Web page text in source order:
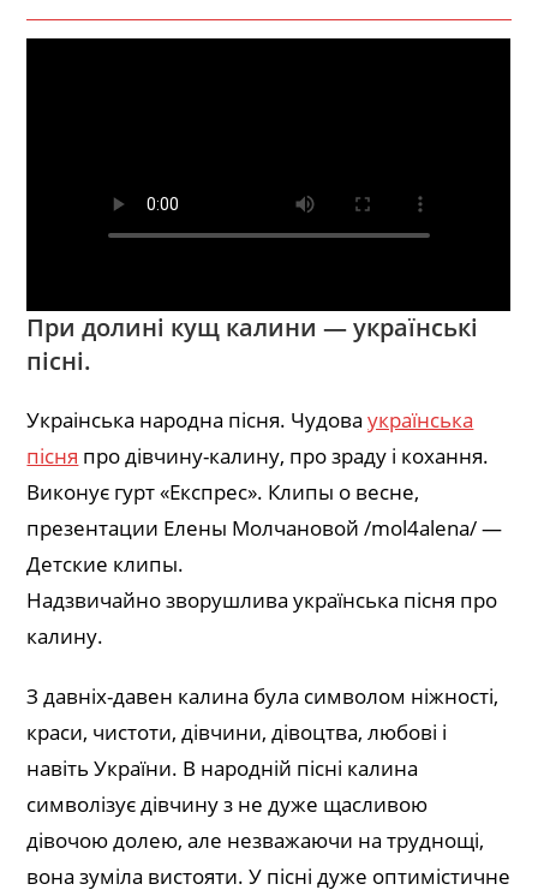
При долині кущ калини — українські
пісні.
Украінська народна пісня. Чудоваукраїнська
пісня про дівчину-калину, про зраду і кохання.
Виконує гурт «Експрес». Клипы о весне,
презентации Елены Молчановой /mol4alena/ —
Детские клипы.
Надзвичайно зворушлива українська пісня про
калину.
З давніх-давен калина була символом ніжності,
краси, чистоти, дівчини, дівоцтва, любові і
навіть України. В народній пісні калина
символізує дівчину з не дуже щасливою
дівочою долею, але незважаючи на труднощі,
вона зуміла вистояти. У пісні дуже оптимістичне